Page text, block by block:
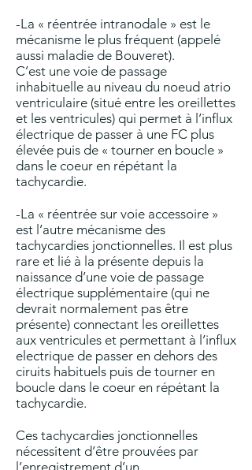
-La « réentrée intranodale » est le
mécanisme le plus fréquent (appelé
aussi maladie de Bouveret).
C’est une voie de passage
inhabituelle au niveau du noeud atrio
ventriculaire (situé entre les oreillettes
et les ventricules) qui permet à l’influx
électrique de passer à une FC plus
élevée puis de « tourner en boucle »
dans le coeur en répétant la
tachycardie.
-La « réentrée sur voie accessoire »
est l’autre mécanisme des
tachycardies jonctionnelles. Il est plus
rare et lié à la présente depuis la
naissance d’une voie de passage
électrique supplémentaire (qui ne
devrait normalement pas être
présente) connectant les oreillettes
aux ventricules et permettant à l’influx
electrique de passer en dehors des
ciruits habituels puis de tourner en
boucle dans le coeur en répétant la
tachycardie.
Ces tachycardies jonctionnelles
nécessitent d’être prouvées par
l’enregistrement d’un